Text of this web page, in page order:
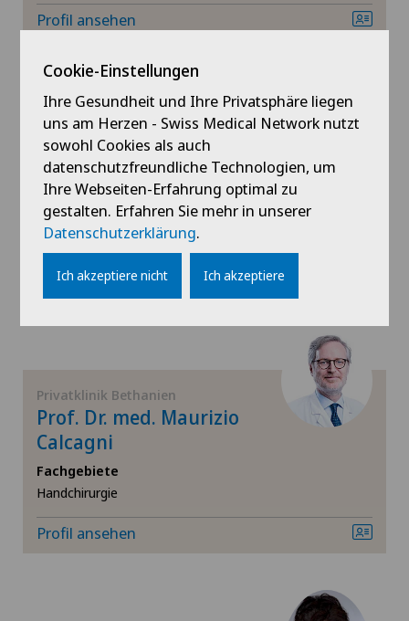
Geburtshilfe
Gynäkologie
Gynäkologische Onkologie
Gynäkologische Untersuchungen
Hallux Valgus
Hals-Nasen-Ohren-Heilkunde (HNO)
Handchirurgie
Hepatobiliärchirurgie (Leberchirurgie)
Hernien (Leistenbrüche)
Profil ansehen
Privatklinik Bethanien
PD Dr. med. Boris J.
Czermak
Fachgebiete
Allgemeine Chirurgie
Profil ansehen
Privatklinik Bethanien
Prof. Dr. med. Maurizio
Calcagni
Fachgebiete
Handchirurgie
Profil ansehen
Cookie-Einstellungen
Ihre Gesundheit und Ihre Privatsphäre liegen
uns am Herzen - Swiss Medical Network nutzt
sowohl Cookies als auch
datenschutzfreundliche Technologien, um
Ihre Webseiten-Erfahrung optimal zu
gestalten. Erfahren Sie mehr in unserer
Datenschutzerklärung.
Ich akzeptiere nicht Ich akzeptiere